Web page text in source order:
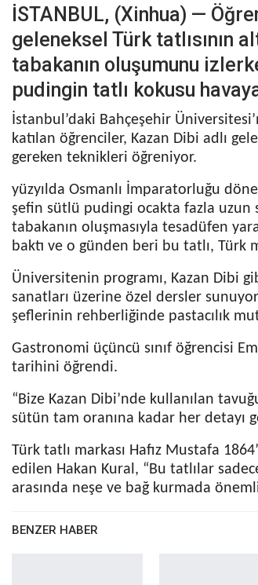
İSTANBUL, (Xinhua) —
geleneksel Türk tatlısının
tabakanın oluşumunu
pudingin tatlı kokusu
İstanbul’daki Bahçeşehir
katılan öğrenciler, Kazan Dibi adlı
gereken teknikleri öğreniyor.
yüzyılda Osmanlı İmparatorluğu
şefin sütlü pudingi ocakta fazla uzun
tabakanın oluşmasıyla tesadüfen
baktı ve o günden beri bu tatlı, Türk
Üniversitenin programı, Kazan Dibi
sanatları üzerine özel dersler
şeflerinin rehberliğinde pastacılık
Gastronomi üçüncü sınıf öğrencisi
tarihini öğrendi.
“Bize Kazan Dibi’nde kullanılan
sütün tam oranına kadar her detayı
Türk tatlı markası Hafız Mustafa
edilen Hakan Kural, “Bu tatlılar
arasında neşe ve bağ kurmada
BENZER HABER